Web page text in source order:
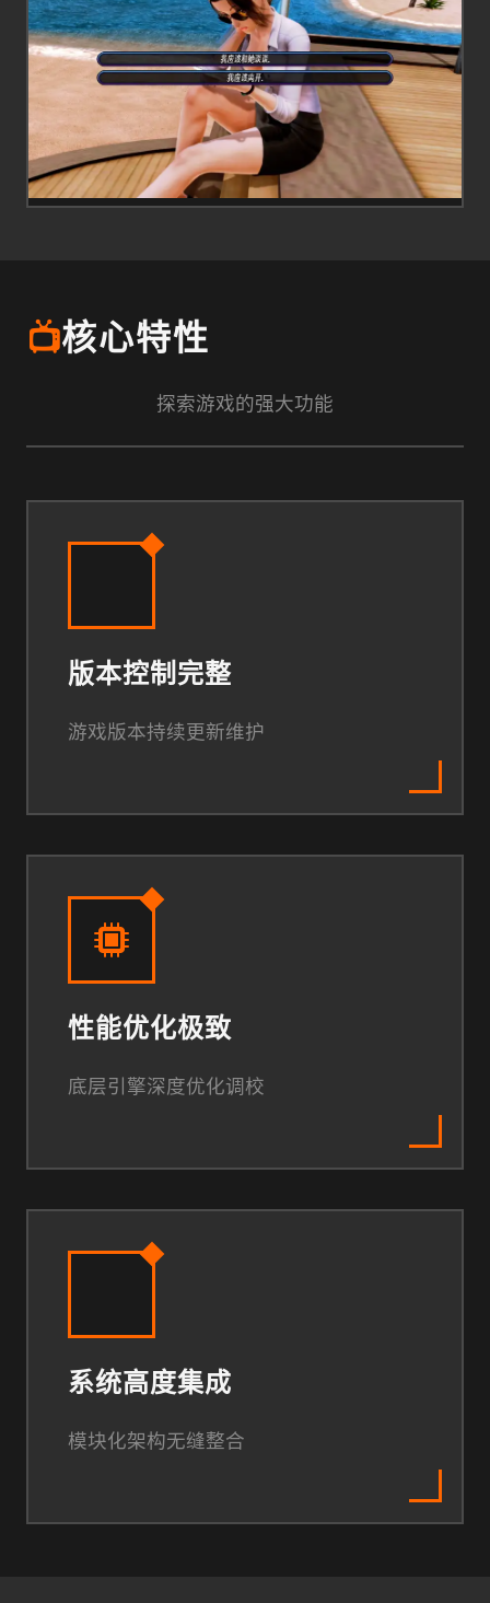
📺核心特性
探索游戏的强大功能
版本控制完整
游戏版本持续更新维护
性能优化极致
底层引擎深度优化调校
系统高度集成
模块化架构无缝整合